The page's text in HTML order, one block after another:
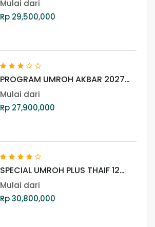
Mulai dari
Rp 29,500,000
PROGRAM UMROH AKBAR 2027
(LITE)
Mulai dari
Rp 27,900,000
SPECIAL UMROH PLUS THAIF 12
DESEMBER 2026
Mulai dari
Rp 30,800,000